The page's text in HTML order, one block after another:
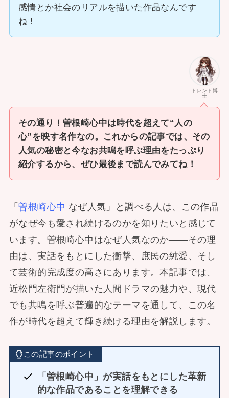
感情とか社会のリアルを描いた作品なんです
ね！
トレンド博
士
その通り！曽根崎心中は時代を超えて“人の
心”を映す名作なの。これからの記事では、その
人気の秘密と今なお共鳴を呼ぶ理由をたっぷり
紹介するから、ぜひ最後まで読んでみてね！
「曽根崎心中 なぜ人気」と調べる人は、この作品
がなぜ今も愛され続けるのかを知りたいと感じて
います。曽根崎心中はなぜ人気なのか――その理
由は、実話をもとにした衝撃、庶民の純愛、そし
て芸術的完成度の高さにあります。本記事では、
近松門左衛門が描いた人間ドラマの魅力や、現代
でも共鳴を呼ぶ普遍的なテーマを通して、この名
作が時代を超えて輝き続ける理由を解説します。
この記事のポイント
「曽根崎心中」が実話をもとにした革新
的な作品であることを理解できる